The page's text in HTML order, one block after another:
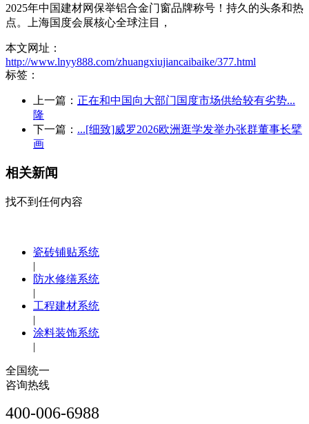
2025年中国建材网保举铝合金门窗品牌称号！持久的头条和热
点。上海国度会展核心全球注目，
本文网址：
http://www.lnyy888.com/zhuangxiujiancaibaike/377.html
标签：
上一篇： 正在和中国向大部门国度市场供给较有劣势...
隆
下一篇： ...[细致]威罗2026欧洲逛学发举办张群董事长擘
画
相关新闻
找不到任何内容
瓷砖铺贴系统
|
防水修缮系统
|
工程建材系统
|
涂料装饰系统
|
全国统一
咨询热线
400-006-6988